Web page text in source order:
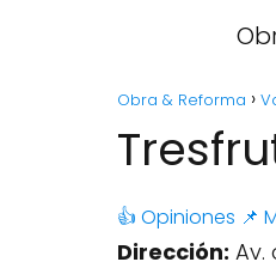
Obra & Reforma
👍 Opiniones 📌
Dirección: Av.